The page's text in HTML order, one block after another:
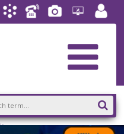
Academic
PhoneGalleryHelpdesk
EUBAportal